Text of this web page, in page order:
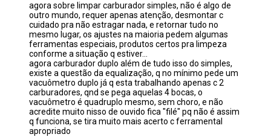
agora sobre limpar carburador simples, não é algo de
outro mundo, requer apenas atenção, desmontar c
cuidado pra não estragar nada, e retornar tudo no
mesmo lugar, os ajustes na maioria pedem algumas
ferramentas especiais, produtos certos pra limpeza
conforme a situação q estiver...
agora carburador duplo além de tudo isso do simples,
existe a questão da equalização, q no mínimo pede um
vacuômetro duplo já q esta trabalhando apenas c 2
carburadores, qnd se pega aquelas 4 bocas, o
vacuômetro é quadruplo mesmo, sem choro, e não
acredite muito nisso de ouvido fica "filé" pq não é assim
q funciona, se tira muito mais acerto c ferramental
apropriado